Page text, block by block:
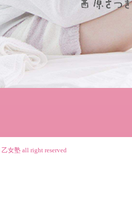
乙女塾all right reserved